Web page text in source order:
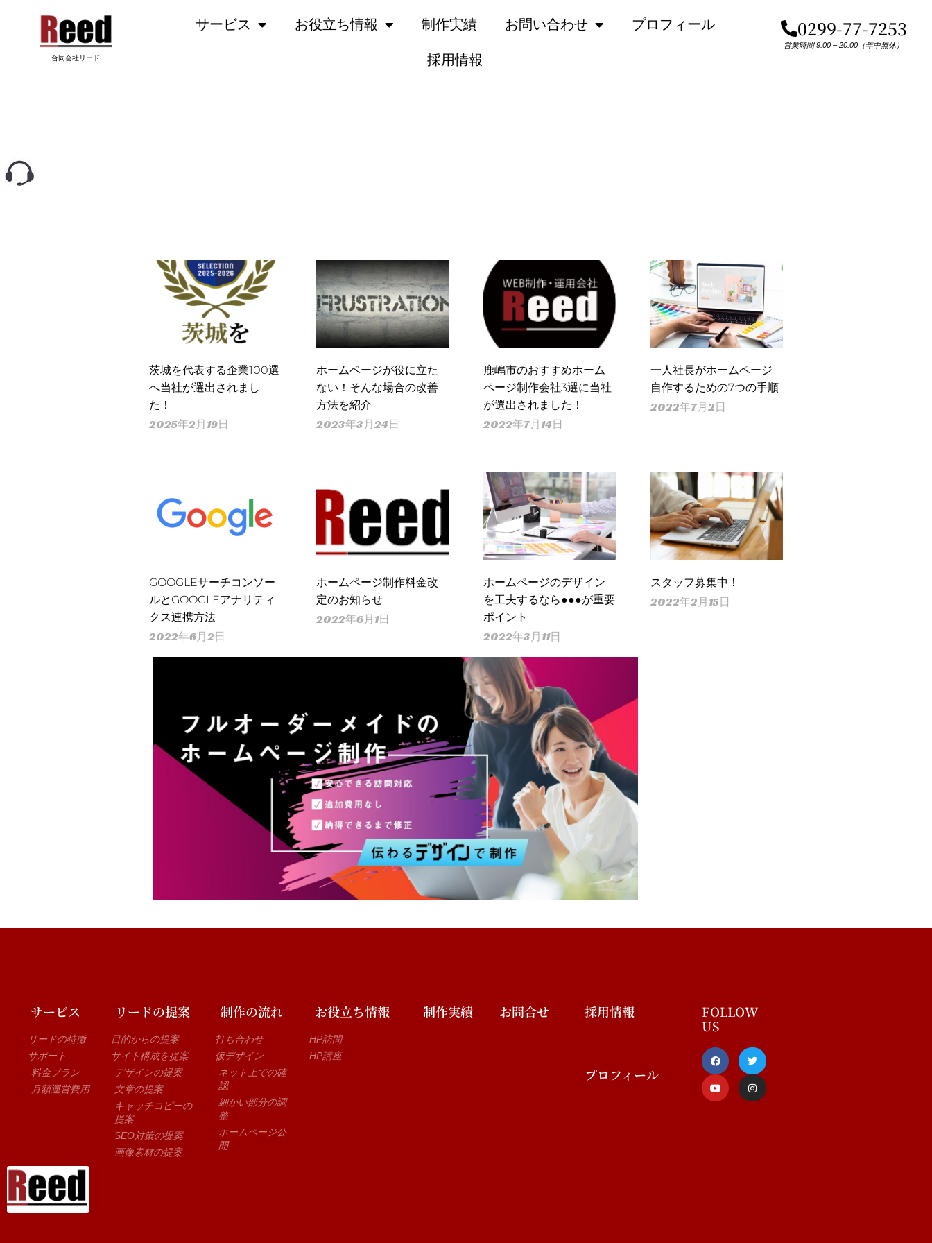
合同会社リード
サービス お役立ち情報 制作実績 お問い合わせ
プロフィール
採用情報
0299-77-7253
営業時間 9:00 – 20:00（年中無休）
茨城を代表する企業100選
へ当社が選出されまし
た！
2025年2月19日
ホームページが役に立た
ない！そんな場合の改善
方法を紹介
2023年3月24日
鹿嶋市のおすすめホーム
ページ制作会社3選に当社
が選出されました！
2022年7月14日
一人社長がホームページ
自作するための7つの手順
2022年7月2日
GOOGLEサーチコンソー
ルとGOOGLEアナリティ
クス連携方法
2022年6月2日
ホームページ制作料金改
定のお知らせ
2022年6月1日
ホームページのデザイン
を工夫するなら●●●が重要
ポイント
2022年3月11日
スタッフ募集中！
2022年2月15日
サービス
リードの特徴
サポート
料金プラン
月額運営費用
リードの提案
目的からの提案
サイト構成を提案
デザインの提案
文章の提案
キャッチコピーの
提案
SEO対策の提案
画像素材の提案
制作の流れ
打ち合わせ
仮デザイン
ネット上での確
認
細かい部分の調
整
ホームページ公
開
お役立ち情報
HP訪問
HP講座
制作実績 お問合せ 採用情報
プロフィール
FOLLOW
US
F
a
c
e
b
o
T
w
i
t
t
e
Y
o
u
t
u
b
I
n
s
t
a
g